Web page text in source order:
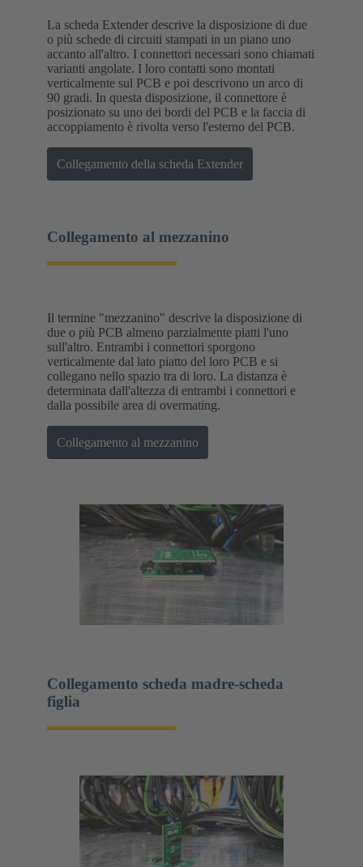
La scheda Extender descrive la disposizione di due
o più schede di circuiti stampati in un piano uno
accanto all'altro. I connettori necessari sono chiamati
varianti angolate. I loro contatti sono montati
verticalmente sul PCB e poi descrivono un arco di
90 gradi. In questa disposizione, il connettore è
posizionato su uno dei bordi del PCB e la faccia di
accoppiamento è rivolta verso l'esterno del PCB.
Collegamento della scheda Extender
Collegamento al mezzanino
Il termine "mezzanino" descrive la disposizione di
due o più PCB almeno parzialmente piatti l'uno
sull'altro. Entrambi i connettori sporgono
verticalmente dal lato piatto del loro PCB e si
collegano nello spazio tra di loro. La distanza è
determinata dall'altezza di entrambi i connettori e
dalla possibile area di overmating.
Collegamento al mezzanino
Collegamento scheda madre-scheda
figlia